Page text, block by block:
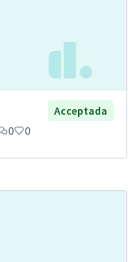
Acceptada
0 0